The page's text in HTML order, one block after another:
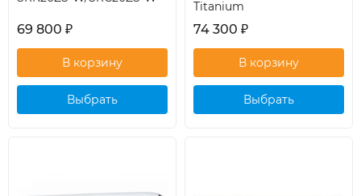
69 800 ₽
Выбрать
Titanium
74 300 ₽
Выбрать